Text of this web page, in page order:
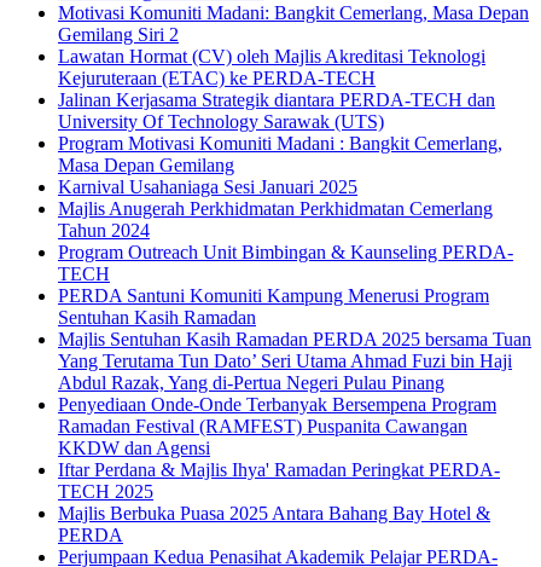
Motivasi Komuniti Madani: Bangkit Cemerlang, Masa Depan
Gemilang Siri 2
Lawatan Hormat (CV) oleh Majlis Akreditasi Teknologi
Kejuruteraan (ETAC) ke PERDA-TECH
Jalinan Kerjasama Strategik diantara PERDA-TECH dan
University Of Technology Sarawak (UTS)
Program Motivasi Komuniti Madani : Bangkit Cemerlang,
Masa Depan Gemilang
Karnival Usahaniaga Sesi Januari 2025
Majlis Anugerah Perkhidmatan Perkhidmatan Cemerlang
Tahun 2024
Program Outreach Unit Bimbingan & Kaunseling PERDA-
TECH
PERDA Santuni Komuniti Kampung Menerusi Program
Sentuhan Kasih Ramadan
Majlis Sentuhan Kasih Ramadan PERDA 2025 bersama Tuan
Yang Terutama Tun Dato’ Seri Utama Ahmad Fuzi bin Haji
Abdul Razak, Yang di-Pertua Negeri Pulau Pinang
Penyediaan Onde-Onde Terbanyak Bersempena Program
Ramadan Festival (RAMFEST) Puspanita Cawangan
KKDW dan Agensi
Iftar Perdana & Majlis Ihya' Ramadan Peringkat PERDA-
TECH 2025
Majlis Berbuka Puasa 2025 Antara Bahang Bay Hotel &
PERDA
Perjumpaan Kedua Penasihat Akademik Pelajar PERDA-